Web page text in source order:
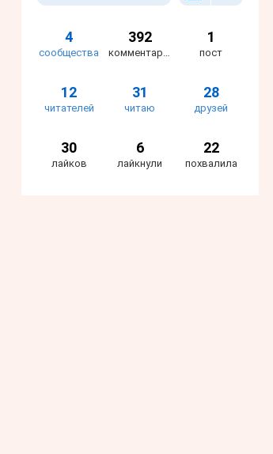
4
сообщества
392
комментария
1
пост
12
читателей
31
читаю
28
друзей
30
лайков
6
лайкнули
22
похвалила